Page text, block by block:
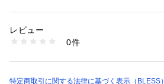
商品番号：
BSP-268 （ショップ）
レビュー
0件
特定商取引に関する法律に基づく表示（BLESS）